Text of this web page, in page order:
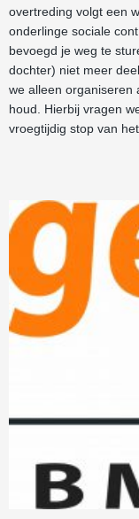
overtreding volgt een
onderlinge sociale
bevoegd je weg te
dochter) niet meer
we alleen organiseren
houd. Hierbij vragen
vroegtijdig stop van